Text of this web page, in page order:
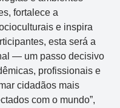
fortalece a
e inspira
esta será a
— um passo decisivo
profissionais e
cidadãos mais
com o mundo”,